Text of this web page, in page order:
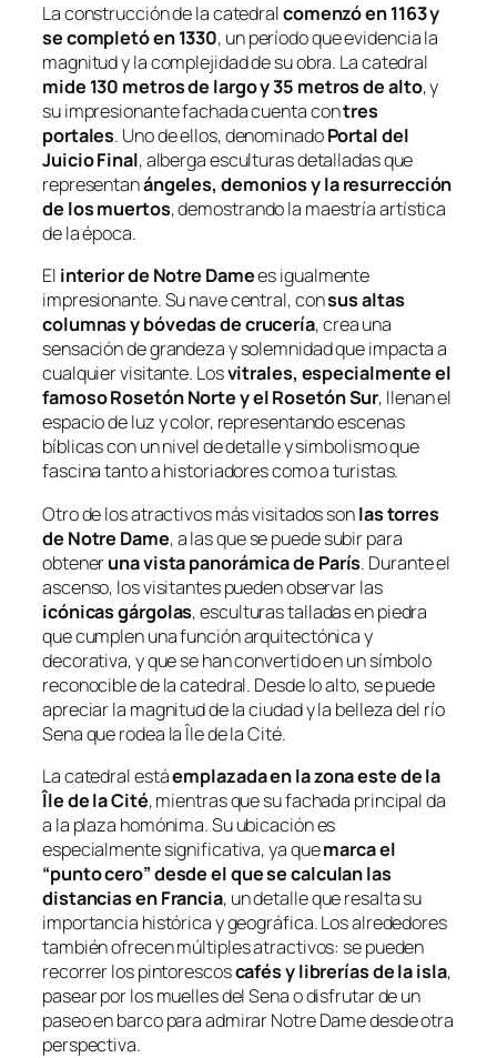
La construcción de la catedralcomenzó en 1163 y
se completó en 1330, un período que evidencia la
magnitud y la complejidad de su obra. La catedral
mide 130 metros de largo y 35 metros de alto, y
su impresionante fachada cuenta contres
portales. Uno de ellos, denominadoPortal del
Juicio Final, alberga esculturas detalladas que
representanángeles, demonios y la resurrección
de los muertos, demostrando la maestría artística
de la época.
El interior de Notre Damees igualmente
impresionante. Su nave central, consus altas
columnas y bóvedas de crucería, crea una
sensación de grandeza y solemnidad que impacta a
cualquier visitante. Losvitrales, especialmente el
famoso Rosetón Norte y el Rosetón Sur, llenan el
espacio de luz y color, representando escenas
bíblicas con un nivel de detalle y simbolismo que
fascina tanto a historiadores como a turistas.
Otro de los atractivos más visitados sonlas torres
de Notre Dame, a las que se puede subir para
obteneruna vista panorámica de París. Durante el
ascenso, los visitantes pueden observar las
icónicas gárgolas, esculturas talladas en piedra
que cumplen una función arquitectónica y
decorativa, y que se han convertido en un símbolo
reconocible de la catedral. Desde lo alto, se puede
apreciar la magnitud de la ciudad y la belleza del río
Sena que rodea la Île de la Cité.
La catedral estáemplazada en la zona este de la
Île de la Cité, mientras que su fachada principal da
a la plaza homónima. Su ubicación es
especialmente significativa, ya quemarca el
“punto cero” desde el que se calculan las
distancias en Francia, un detalle que resalta su
importancia histórica y geográfica. Los alrededores
también ofrecen múltiples atractivos: se pueden
recorrer los pintorescoscafés y librerías de la isla,
pasear por los muelles del Sena o disfrutar de un
paseo en barco para admirar Notre Dame desde otra
perspectiva.